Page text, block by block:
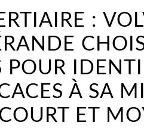
:
POUR
À SA
ET